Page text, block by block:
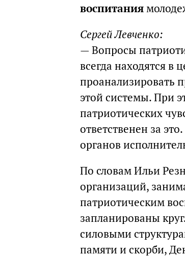
воспитания
Сергей Левченко:
— Вопросы
всегда находятся в
проанализировать
этой системы. При
патриотических
ответственен за
органов
По словам Ильи
организаций,
патриотическим
запланированы
силовыми
памяти и скорби,